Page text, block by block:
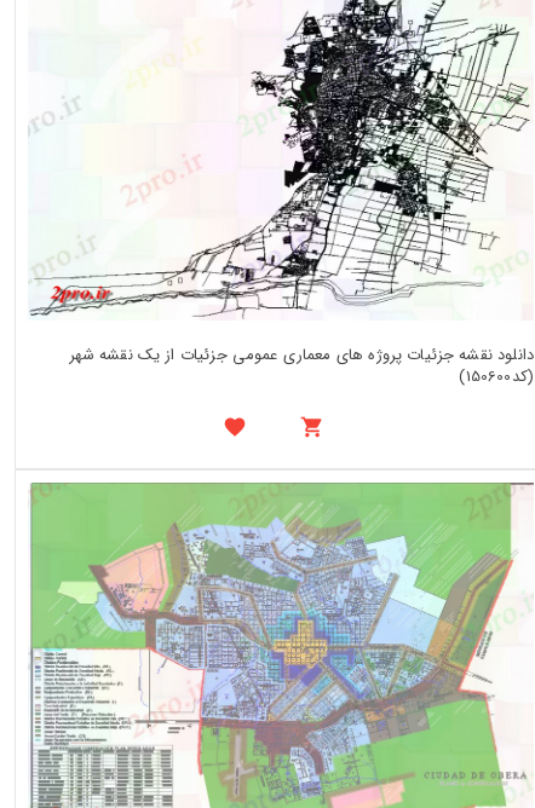
دانلود نقشه جزئیات پروژه های معماری عمومی جزئیات از یک نقشه شهر
(کد150600)